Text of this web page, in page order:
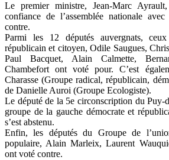
Le premier ministre, Jean-Marc
confiance de l’assemblée nationale
contre.
Parmi les 12 députés auvergnats,
républicain et citoyen, Odile Saugues,
Paul Bacquet, Alain Calmette,
Chambefort ont voté pour. C’est
Charasse (Groupe radical, républicain,
de Danielle Auroi (Groupe Ecologiste).
Le député de la 5e circonscription du Puy-
groupe de la gauche démocrate et
s’est abstenu.
Enfin, les députés du Groupe de
populaire, Alain Marleix, Laurent
ont voté contre.